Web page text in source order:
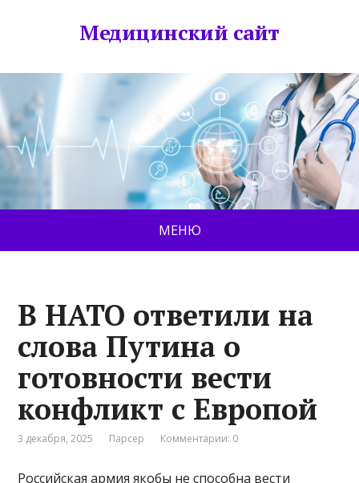
Медицинский сайт
МЕНЮ
В НАТО ответили на
слова Путина о
готовности вести
конфликт с Европой
3 декабря, 2025 Парсер Комментарии: 0
Российская армия якобы не способна вести